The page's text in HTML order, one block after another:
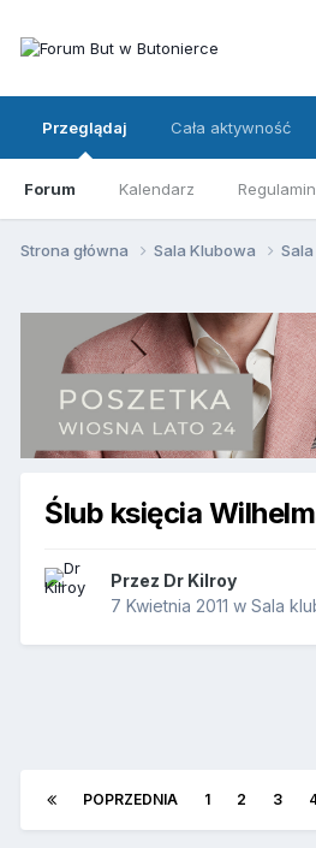
Przeglądaj
Forum Kalendarz Regulamin
Cała aktywność
Strona główna Sala Klubowa
Ślub księcia
Przez Dr Kilroy
7 Kwietnia 2011 w Sala
POPRZEDNIA 1 2 3